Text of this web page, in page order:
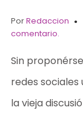
PorRedaccion
comentario.
Sin
redes
la vieja